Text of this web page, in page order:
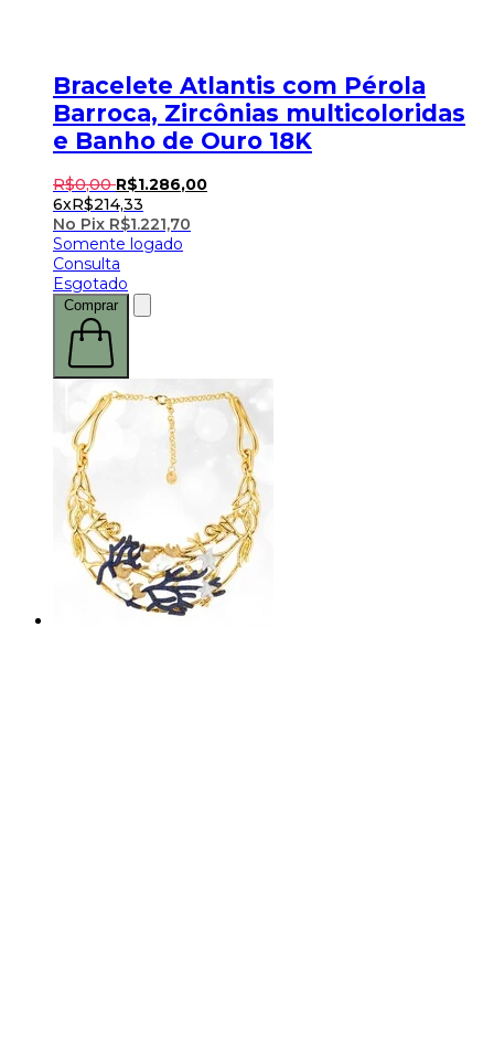
Bracelete Atlantis com Pérola
Barroca, Zircônias multicoloridas
e Banho de Ouro 18K
R$0,00 R$1.286,00
6xR$214,33
No Pix R$1.221,70
Somente logado
Consulta
Esgotado
Comprar